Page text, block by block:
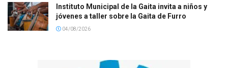
Instituto Municipal de la Gaita invita a niños y
jóvenes a taller sobre la Gaita de Furro
04/08/2026